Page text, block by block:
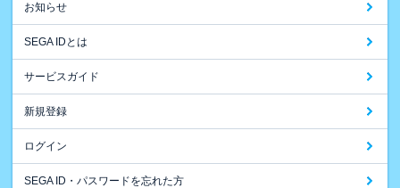
お知らせ
SEGA IDとは
サービスガイド
新規登録
ログイン
SEGA ID・パスワードを忘れた方